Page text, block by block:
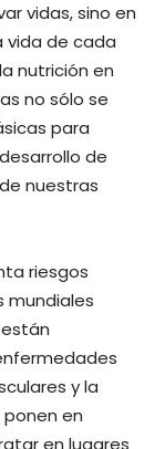
vidas, sino en
vida de cada
nutrición en
no sólo se
para
de
nuestras
riesgos
mundiales
y la
en
en lugares